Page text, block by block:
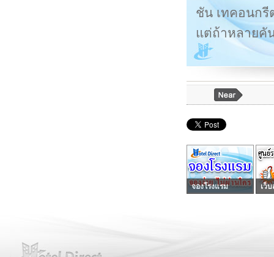
ชัน เทคอนกรี
แต่ถ้าหลายคั
จองโรงแรม เว็